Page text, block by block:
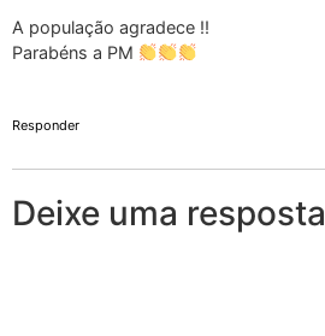
A população agradece !!
Parabéns a PM
Responder
Deixe uma resposta